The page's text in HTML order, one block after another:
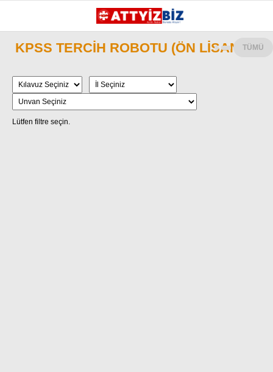
KATEGORİLER
GÜNDEM
KPSS TERCİH ROBOTU (ÖN LİSANS)TÜMÜ